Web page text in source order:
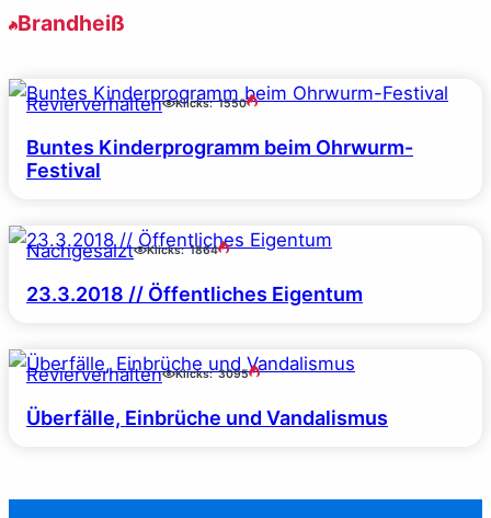
Brandheiß
Revierverhalten Klicks: 1550
Buntes Kinderprogramm beim Ohrwurm-
Festival
Nachgesalzt Klicks: 1864
23.3.2018 // Öffentliches Eigentum
Revierverhalten Klicks: 3095
Überfälle, Einbrüche und Vandalismus